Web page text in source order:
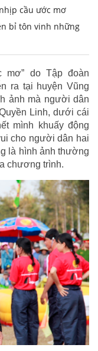
cầu ước mơ
bỉ tôn vinh những
mơ” do Tập đoàn
ra tại huyện Vũng
ảnh mà người dân
Linh, dưới cái
mình khuấy động
cho người dân hai
là hình ảnh thường
chương trình.